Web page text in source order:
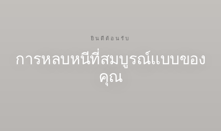
ยินดีต้อนรับ
การหลบหนีที่สมบูรณ์แบบของ
คุณ